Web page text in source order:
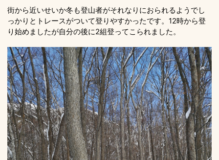
街から近いせいか冬も登山者がそれなりにおられるようでし
っかりとトレースがついて登りやすかったです。12時から登
り始めましたが自分の後に2組登ってこられました。